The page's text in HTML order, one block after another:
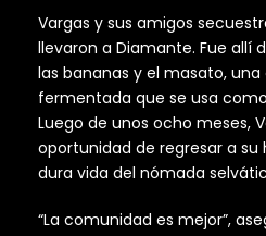
Vargas y sus amigos
llevaron a Diamante. Fue allí
las bananas y el masato,
fermentada que se usa
Luego de unos ocho meses,
oportunidad de regresar a su
dura vida del nómada
“La comunidad es mejor”,